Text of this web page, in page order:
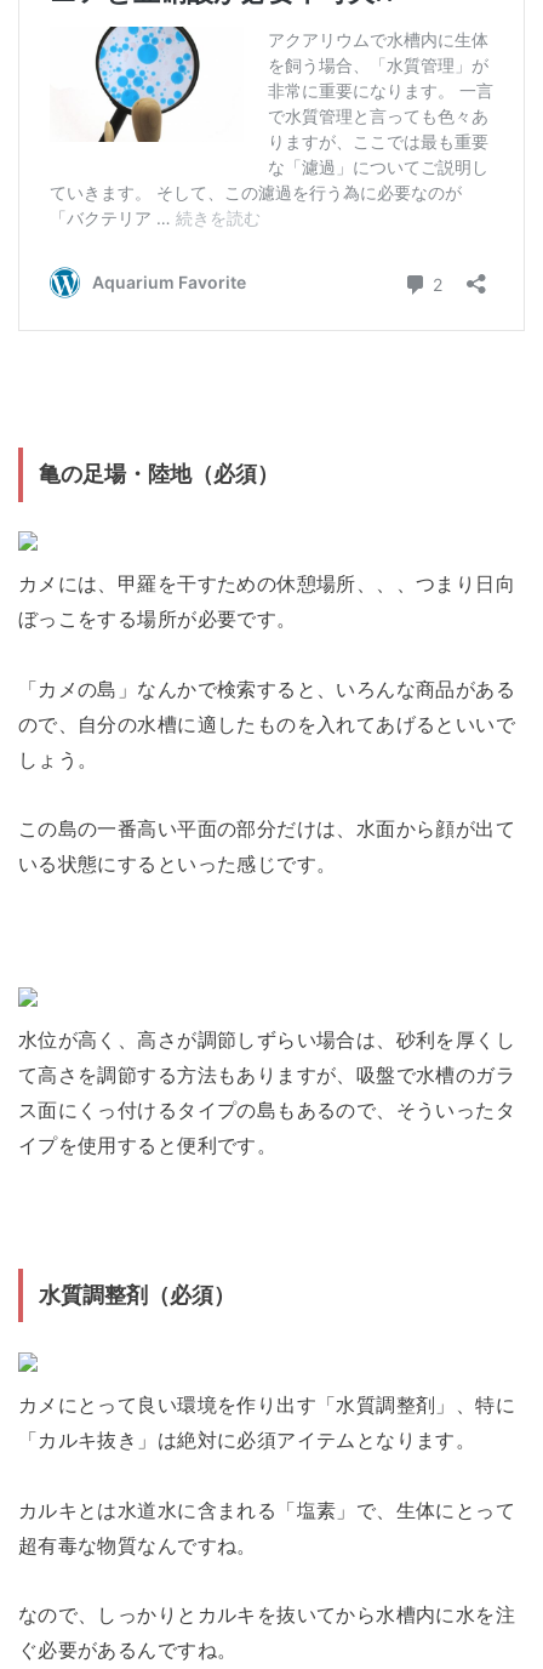
亀の足場・陸地（必須）
カメには、甲羅を干すための休憩場所、、、つまり日向
ぼっこをする場所が必要です。
「カメの島」なんかで検索すると、いろんな商品がある
ので、自分の水槽に適したものを入れてあげるといいで
しょう。
この島の一番高い平面の部分だけは、水面から顔が出て
いる状態にするといった感じです。
水位が高く、高さが調節しずらい場合は、砂利を厚くし
て高さを調節する方法もありますが、吸盤で水槽のガラ
ス面にくっ付けるタイプの島もあるので、そういったタ
イプを使用すると便利です。
水質調整剤（必須）
カメにとって良い環境を作り出す「水質調整剤」、特に
「カルキ抜き」は絶対に必須アイテムとなります。
カルキとは水道水に含まれる「塩素」で、生体にとって
超有毒な物質なんですね。
なので、しっかりとカルキを抜いてから水槽内に水を注
ぐ必要があるんですね。